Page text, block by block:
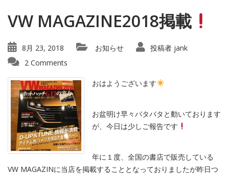
VW MAGAZINE2018掲載
8月 23, 2018 お知らせ 投稿者 jank
2 Comments
おはようございます
お盆明け早々バタバタと動いております
が、今日は少しご報告です
年に１度、全国の書店で販売している
VW MAGAZINに当店を掲載することとなっておりましたが昨日つ